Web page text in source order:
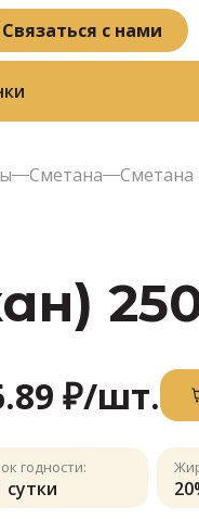
Связаться с нами
Сметана Сметана
₽/шт.
годности:
сутки